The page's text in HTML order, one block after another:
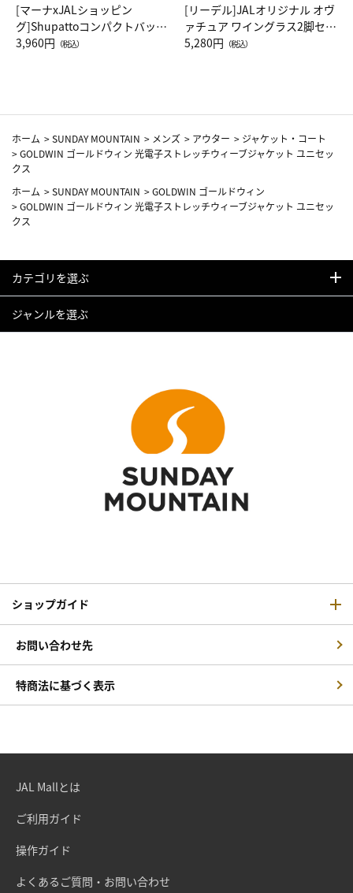
[マーナxJALショッピン
グ]Shupattoコンパクトバッグ
Drop JAL客室乗務員（LC）ス
3,960円 （税込）
[リーデル]JALオリジナル オヴ
ァチュア ワイングラス2脚セッ
ト（レッドワイン）
5,280円 （税込）
ホーム >SUNDAY MOUNTAIN > メンズ > アウター > ジャケット・コート
>GOLDWIN ゴールドウィン 光電子ストレッチウィーブジャケット ユニセッ
クス
ホーム >SUNDAY MOUNTAIN >GOLDWIN ゴールドウィン
>GOLDWIN ゴールドウィン 光電子ストレッチウィーブジャケット ユニセッ
クス
カテゴリを選ぶ
ジャンルを選ぶ
ショップガイド
お問い合わせ先
特商法に基づく表示
JAL Mallとは
ご利用ガイド
操作ガイド
よくあるご質問・お問い合わせ